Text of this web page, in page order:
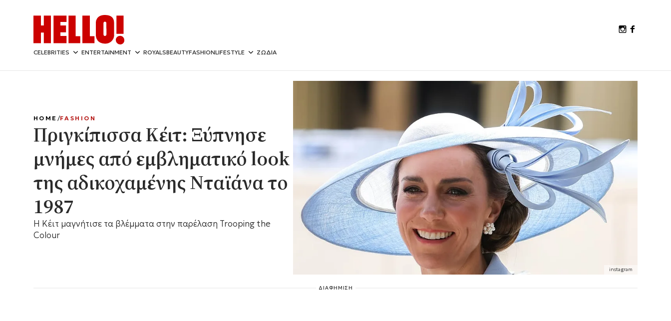
CELEBRITIES ENTERTAINMENT ROYALSBEAUTYFASHIONLIFESTYLE ΖΩΔΙΑ
instagram
HOME FASHION
Πριγκίπισσα Κέιτ: Ξύπνησε
μνήμες από εμβληματικό look
της αδικοχαμένης Νταϊάνα το
1987
Η Κέιτ μαγνήτισε τα βλέμματα στην παρέλαση Trooping the
Colour
ΔΙΑΦΗΜΙΣΗ